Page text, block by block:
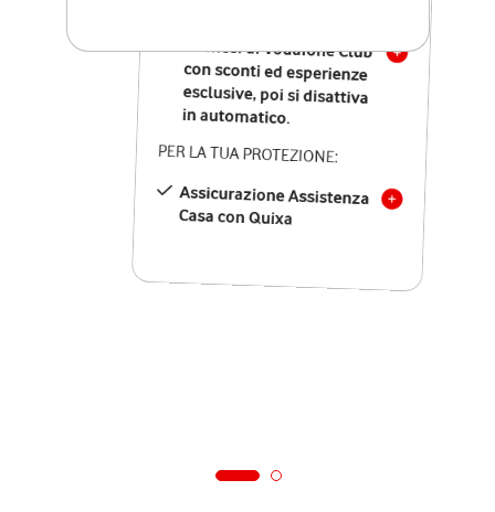
12 mesi di Vodafone Club
con sconti ed esperienze
esclusive, poi si disattiva
in automatico.
PER LA TUA PROTEZIONE:
Assicurazione Assistenza
Casa con Quixa